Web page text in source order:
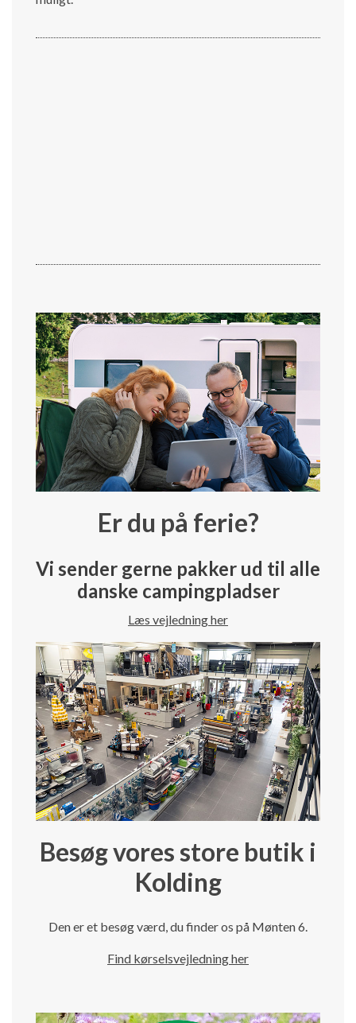
Er du på ferie?
Vi sender gerne pakker ud til alle
danske campingpladser
Læs vejledning her
Besøg vores store butik i
Kolding
Den er et besøg værd, du finder os på Mønten 6.
Find kørselsvejledning her